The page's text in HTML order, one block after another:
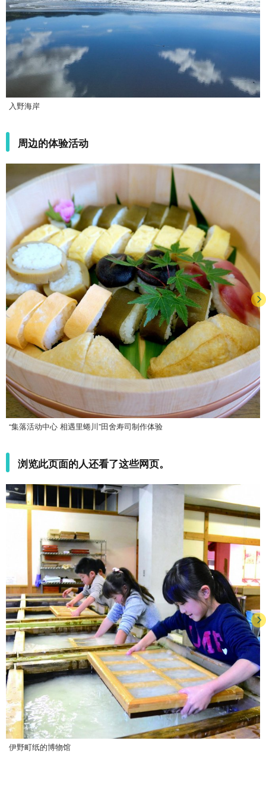
入野海岸
周边的体验活动
“集落活动中心 相遇里蜷川”田舍寿司制作体验
浏览此页面的人还看了这些网页。
伊野町纸的博物馆